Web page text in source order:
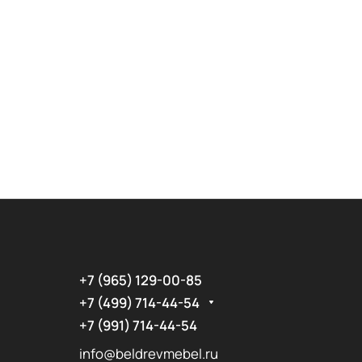
+7 (965) 129-00-85
+7 (499) 714-44-54
+7 (991) 714-44-54
info@beldrevmebel.ru